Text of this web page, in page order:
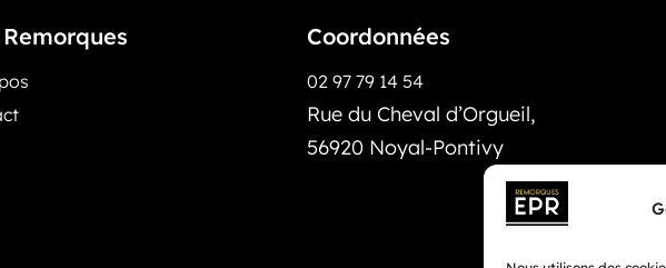
Remorques Coordonnées
02 97 79 14 54
Rue du Cheval d’Orgueil,
56920 Noyal-Pontivy